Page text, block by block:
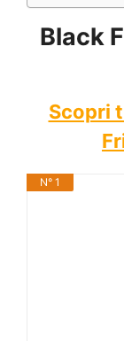
Black
Scopri
N° 1